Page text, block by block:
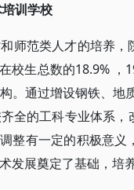
训学校
师范类人才的培养
校生总数的18.9%
。通过增设钢铁、
全的工科专业体系
整有一定的积极意
发展奠定了基础，培